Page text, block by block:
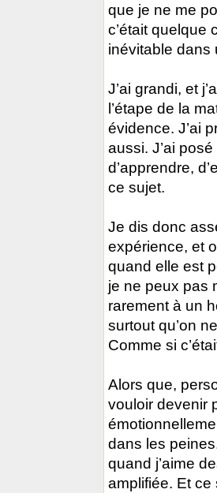
que je ne me
c’était quelque
inévitable dans
J’ai grandi, et
l’étape de la
évidence. J’ai
aussi. J’ai
d’apprendre,
ce sujet.
Je dis donc
expérience, et
quand elle est
je ne peux pas
rarement à un
surtout qu’on
Comme si
Alors que,
vouloir devenir
dans les
quand j’aime
amplifiée. Et